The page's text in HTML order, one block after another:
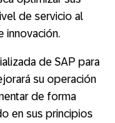
de servicio al
innovación.
de SAP para
su operación
de forma
en sus principios